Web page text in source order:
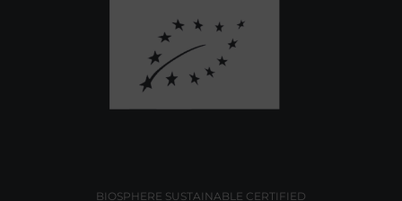
BIOSPHERE SUSTAINABLE CERTIFIED